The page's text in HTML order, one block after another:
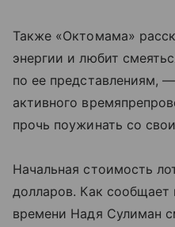
Также «Октомама»
энергии и любит
по ее представлениям,
активного
прочь поужинать со
Начальная стоимость
долларов. Как сообщает
времени Надя Сулиман